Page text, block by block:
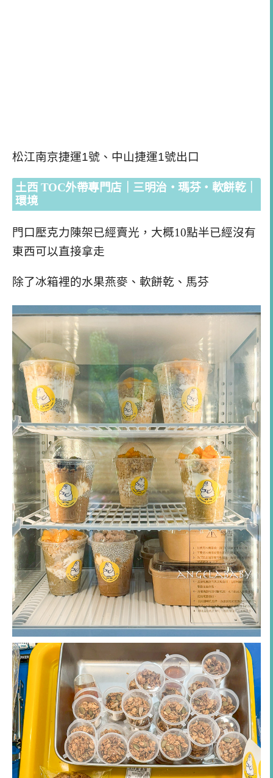
松江南京捷運1號、中山捷運1號出口
土西 TOC外帶專門店｜三明治・瑪芬・軟餅乾｜
環境
門口壓克力陳架已經賣光，大概10點半已經沒有
東西可以直接拿走
除了冰箱裡的水果燕麥、軟餅乾、馬芬